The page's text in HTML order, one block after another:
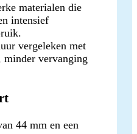
materialen die
intensief
vergeleken met
minder vervanging
44 mm en een